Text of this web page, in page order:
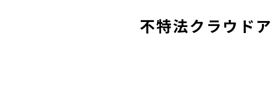
不特法クラウド